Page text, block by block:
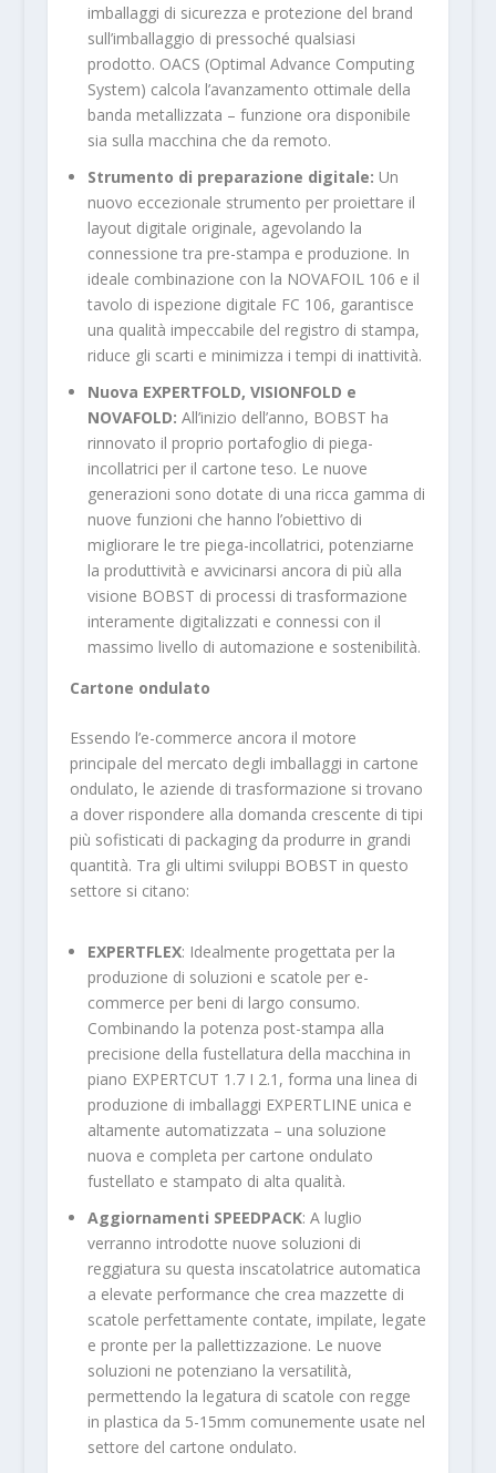
imballaggi di sicurezza e protezione del brand
sull’imballaggio di pressoché qualsiasi
prodotto. OACS (Optimal Advance Computing
System) calcola l’avanzamento ottimale della
banda metallizzata – funzione ora disponibile
sia sulla macchina che da remoto.
Strumento di preparazione digitale: Un
nuovo eccezionale strumento per proiettare il
layout digitale originale, agevolando la
connessione tra pre-stampa e produzione. In
ideale combinazione con la NOVAFOIL 106 e il
tavolo di ispezione digitale FC 106, garantisce
una qualità impeccabile del registro di stampa,
riduce gli scarti e minimizza i tempi di inattività.
Nuova EXPERTFOLD, VISIONFOLD e
NOVAFOLD: All’inizio dell’anno, BOBST ha
rinnovato il proprio portafoglio di piega-
incollatrici per il cartone teso. Le nuove
generazioni sono dotate di una ricca gamma di
nuove funzioni che hanno l’obiettivo di
migliorare le tre piega-incollatrici, potenziarne
la produttività e avvicinarsi ancora di più alla
visione BOBST di processi di trasformazione
interamente digitalizzati e connessi con il
massimo livello di automazione e sostenibilità.
Cartone ondulato
Essendo l’e-commerce ancora il motore
principale del mercato degli imballaggi in cartone
ondulato, le aziende di trasformazione si trovano
a dover rispondere alla domanda crescente di tipi
più sofisticati di packaging da produrre in grandi
quantità. Tra gli ultimi sviluppi BOBST in questo
settore si citano:
EXPERTFLEX: Idealmente progettata per la
produzione di soluzioni e scatole per e-
commerce per beni di largo consumo.
Combinando la potenza post-stampa alla
precisione della fustellatura della macchina in
piano EXPERTCUT 1.7 I 2.1, forma una linea di
produzione di imballaggi EXPERTLINE unica e
altamente automatizzata – una soluzione
nuova e completa per cartone ondulato
fustellato e stampato di alta qualità.
Aggiornamenti SPEEDPACK: A luglio
verranno introdotte nuove soluzioni di
reggiatura su questa inscatolatrice automatica
a elevate performance che crea mazzette di
scatole perfettamente contate, impilate, legate
e pronte per la pallettizzazione. Le nuove
soluzioni ne potenziano la versatilità,
permettendo la legatura di scatole con regge
in plastica da 5-15mm comunemente usate nel
settore del cartone ondulato.